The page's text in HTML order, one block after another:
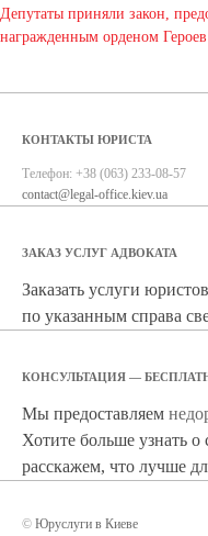
Депутаты приняли закон,
награжденным орденом
КОНТАКТЫ ЮРИСТА
Телефон: +38 (063) 233-08-57
contact@legal-office.kiev.ua
ЗАКАЗ УСЛУГ АДВОКАТА
Заказать услуги
по указанным справа
КОНСУЛЬТАЦИЯ —
Мы предоставляем
Хотите больше узнать
расскажем, что лучше
© Юруслуги в Киеве